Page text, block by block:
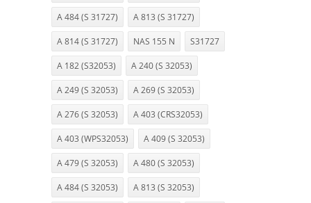
A 484 (S 31727) A 813 (S 31727)
A 814 (S 31727) NAS 155 N S31727
A 182 (S32053) A 240 (S 32053)
A 249 (S 32053) A 269 (S 32053)
A 276 (S 32053) A 403 (CRS32053)
A 403 (WPS32053) A 409 (S 32053)
A 479 (S 32053) A 480 (S 32053)
A 484 (S 32053) A 813 (S 32053)